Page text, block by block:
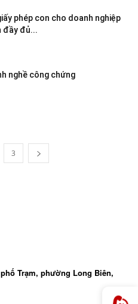
phép con cho doanh nghiệp
đầy đủ...
nghề công chứng
3
Trạm, phường Long Biên,